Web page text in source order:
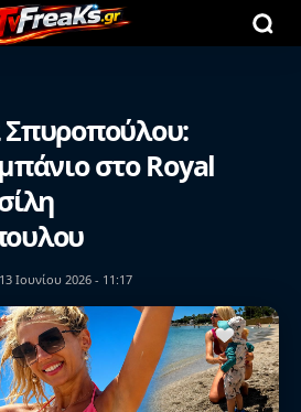
στο Royal
Ιουνίου 2026 - 11:17